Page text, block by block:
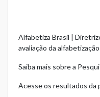
Alfabetiza Brasil |
avaliação da
Saiba mais sobre a
Acesse os resultados da